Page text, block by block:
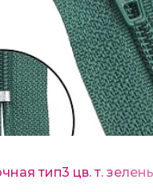
тип3 цв. т.